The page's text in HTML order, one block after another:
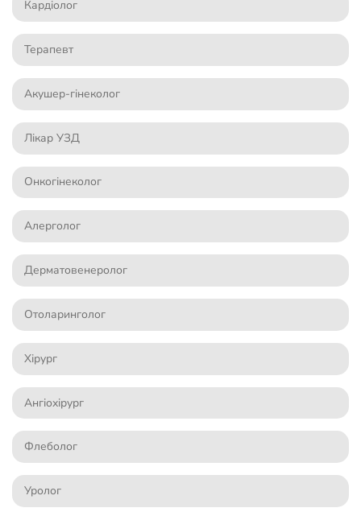
Кардіолог
Терапевт
Акушер-гінеколог
Лікар УЗД
Онкогінеколог
Алерголог
Дерматовенеролог
Отоларинголог
Хірург
Ангіохірург
Флеболог
Уролог